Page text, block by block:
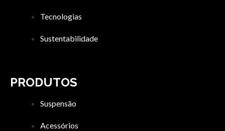
Tecnologias
Sustentabilidade
PRODUTOS
Suspensão
Acessórios